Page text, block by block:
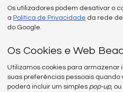
Os utilizadores podem desativar o
a Política de Privacidade da rede
do Google.
Os Cookies e Web
Utilizamos cookies para armazenar
suas preferências pessoais quando
poderá incluir um simples pop-up,